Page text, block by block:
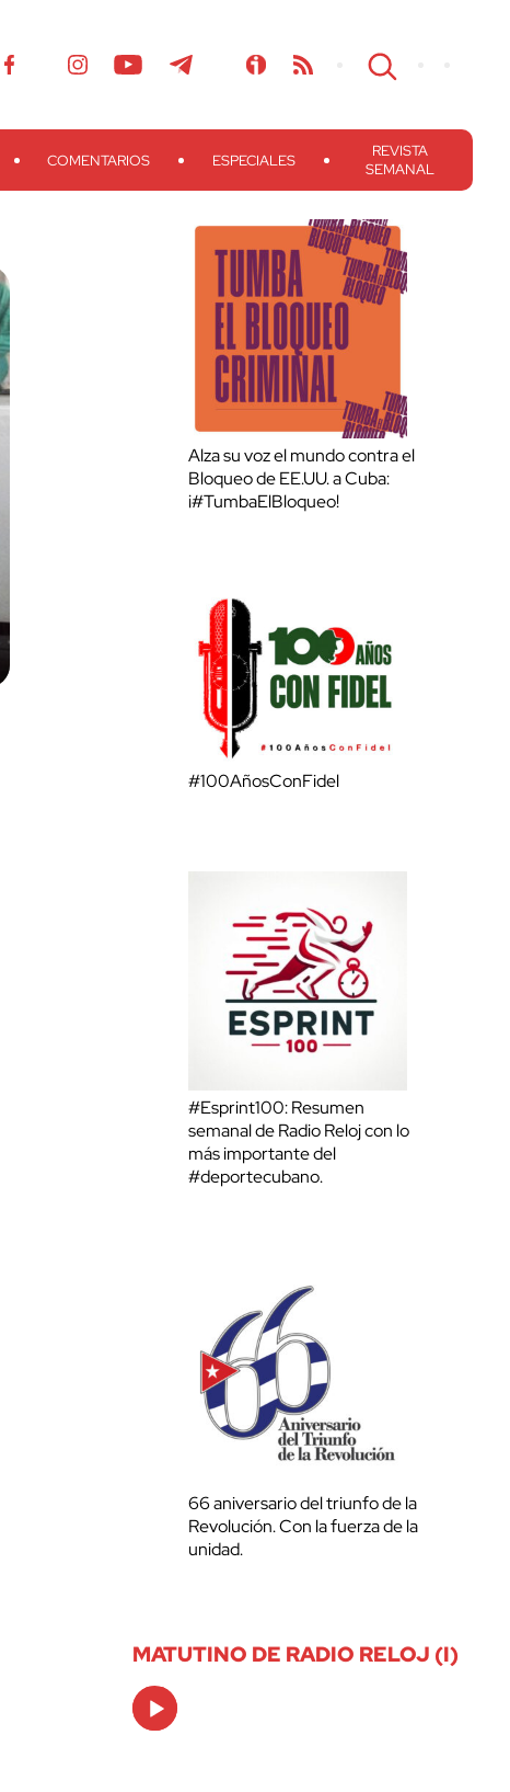
COMENTARIOS ESPECIALES
REVISTA
SEMANAL
Alza su voz el mundo contra el
Bloqueo de EE.UU. a Cuba:
¡#TumbaElBloqueo!
#100AñosConFidel
#Esprint100: Resumen
semanal de Radio Reloj con lo
más importante del
#deportecubano.
66 aniversario del triunfo de la
Revolución. Con la fuerza de la
unidad.
MATUTINO DE RADIO RELOJ (I)
Audio
Player